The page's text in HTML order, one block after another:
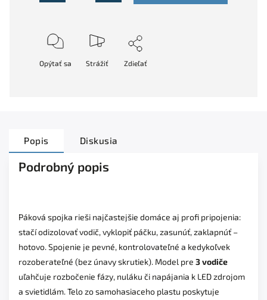
Opýtať sa Strážiť Zdieľať
Popis Diskusia
Podrobný popis
Páková spojka rieši najčastejšie domáce aj profi pripojenia:
stačí odizolovať vodič, vyklopiť páčku, zasunúť, zaklapnúť –
hotovo. Spojenie je pevné, kontrolovateľné a kedykoľvek
rozoberateľné (bez únavy skrutiek). Model pre 3 vodiče
uľahčuje rozbočenie fázy, nuláku či napájania k LED zdrojom
a svietidlám. Telo zo samohasiaceho plastu poskytuje